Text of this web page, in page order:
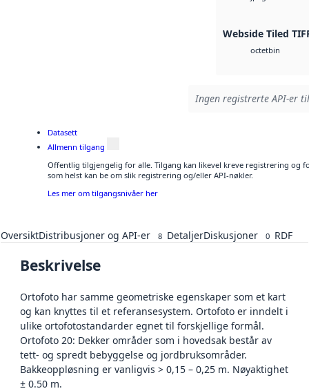
Webside Tiled
octetbin
Ingen registrerte API-er
Datasett
Allmenn tilgang
Offentlig tilgjengelig for alle. Tilgang kan likevel kreve registrering og
som helst kan be om slik registrering og/eller API-nøkler.
Les mer om tilgangsnivåer her
OversiktDistribusjoner og API-er 8 DetaljerDiskusjoner 0 RDF
Beskrivelse
Ortofoto har samme geometriske egenskaper som et kart
og kan knyttes til et referansesystem. Ortofoto er inndelt i
ulike ortofotostandarder egnet til forskjellige formål.
Ortofoto 20: Dekker områder som i hovedsak består av
tett- og spredt bebyggelse og jordbruksområder.
Bakkeoppløsning er vanligvis > 0,15 – 0,25 m. Nøyaktighet
± 0.50 m.